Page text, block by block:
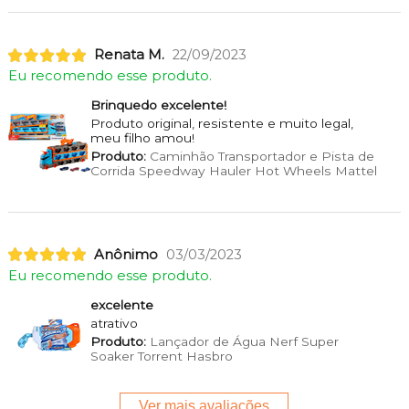
Renata M. 22/09/2023
Eu recomendo esse produto.
Brinquedo excelente!
Produto original, resistente e muito legal,
meu filho amou!
Produto:Caminhão Transportador e Pista de
Corrida Speedway Hauler Hot Wheels Mattel
Anônimo 03/03/2023
Eu recomendo esse produto.
excelente
atrativo
Produto:Lançador de Água Nerf Super
Soaker Torrent Hasbro
Ver mais avaliações